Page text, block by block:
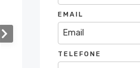
EMAIL
TELEFONE